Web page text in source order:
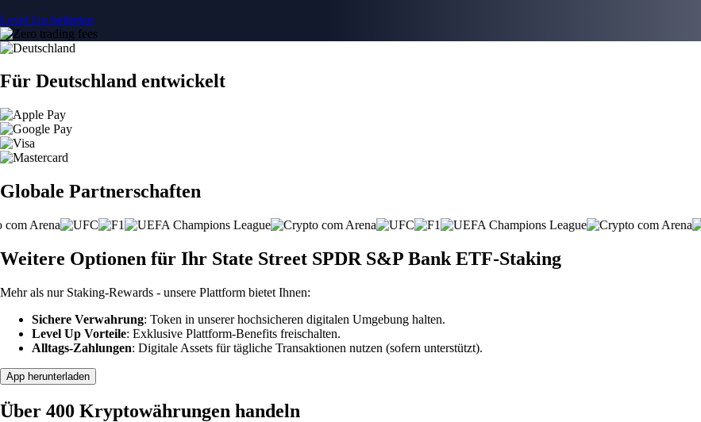
Level Up beitreten
Für Deutschland entwickelt
Globale Partnerschaften
Weitere Optionen für Ihr State Street SPDR S&P Bank ETF-Staking
Mehr als nur Staking-Rewards - unsere Plattform bietet Ihnen:
Sichere Verwahrung: Token in unserer hochsicheren digitalen Umgebung halten.
Level Up Vorteile: Exklusive Plattform-Benefits freischalten.
Alltags-Zahlungen: Digitale Assets für tägliche Transaktionen nutzen (sofern unterstützt).
App herunterladen
Über 400 Kryptowährungen handeln